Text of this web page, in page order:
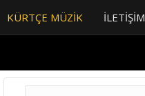
KÜRTÇE MÜZIK İLETIŞIM
Arama: